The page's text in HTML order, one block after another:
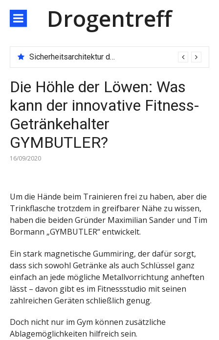
zum
Inhalt
Drogentreff
Sicherheitsarchitektur der nächsten Generation: JARXE kombiniert Multi-Wallet und MPC als Schutzschild für digitales Vertrauen
Die Höhle der Löwen: Was
kann der innovative Fitness-
Getränkehalter
GYMBUTLER?
16/09/2020
Um die Hände beim Trainieren frei zu haben, aber die
Trinkflasche trotzdem in greifbarer Nähe zu wissen,
haben die beiden Gründer Maximilian Sander und Tim
Bormann „GYMBUTLER“ entwickelt.
Ein stark magnetische Gummiring, der dafür sorgt,
dass sich sowohl Getränke als auch Schlüssel ganz
einfach an jede mögliche Metallvorrichtung anheften
lässt – davon gibt es im Fitnessstudio mit seinen
zahlreichen Geräten schließlich genug.
Doch nicht nur im Gym können zusätzliche
Ablagemöglichkeiten hilfreich sein.